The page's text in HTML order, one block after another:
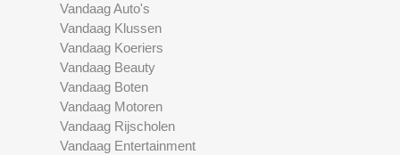
Vandaag Auto's
Vandaag Klussen
Vandaag Koeriers
Vandaag Beauty
Vandaag Boten
Vandaag Motoren
Vandaag Rijscholen
Vandaag Entertainment